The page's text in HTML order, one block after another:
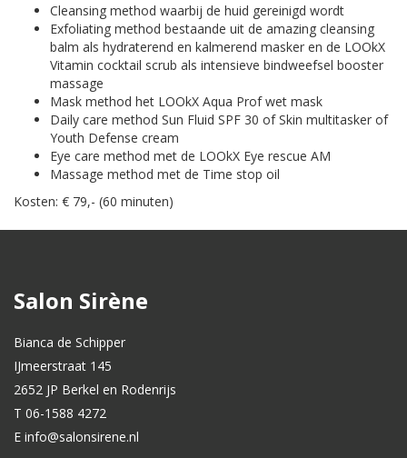
Cleansing method waarbij de huid gereinigd wordt
Exfoliating method bestaande uit de amazing cleansing
balm als hydraterend en kalmerend masker en de LOOkX
Vitamin cocktail scrub als intensieve bindweefsel booster
massage
Mask method het LOOkX Aqua Prof wet mask
Daily care method Sun Fluid SPF 30 of Skin multitasker of
Youth Defense cream
Eye care method met de LOOkX Eye rescue AM
Massage method met de Time stop oil
Kosten: € 79,- (60 minuten)
Salon Sirène
Bianca de Schipper
IJmeerstraat 145
2652 JP Berkel en Rodenrijs
T 06-1588 4272
E info@salonsirene.nl